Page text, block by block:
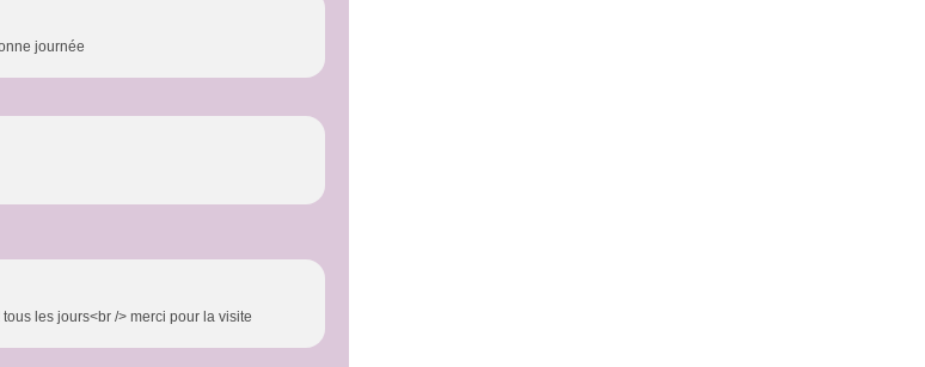
journée
les jours<br /> merci pour la visite